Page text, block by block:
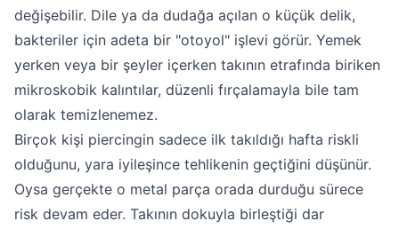
değişebilir. Dile ya da dudağa açılan o küçük delik,
bakteriler için adeta bir "otoyol" işlevi görür. Yemek
yerken veya bir şeyler içerken takının etrafında biriken
mikroskobik kalıntılar, düzenli fırçalamayla bile tam
olarak temizlenemez.
Birçok kişi piercingin sadece ilk takıldığı hafta riskli
olduğunu, yara iyileşince tehlikenin geçtiğini düşünür.
Oysa gerçekte o metal parça orada durduğu sürece
risk devam eder. Takının dokuyla birleştiği dar